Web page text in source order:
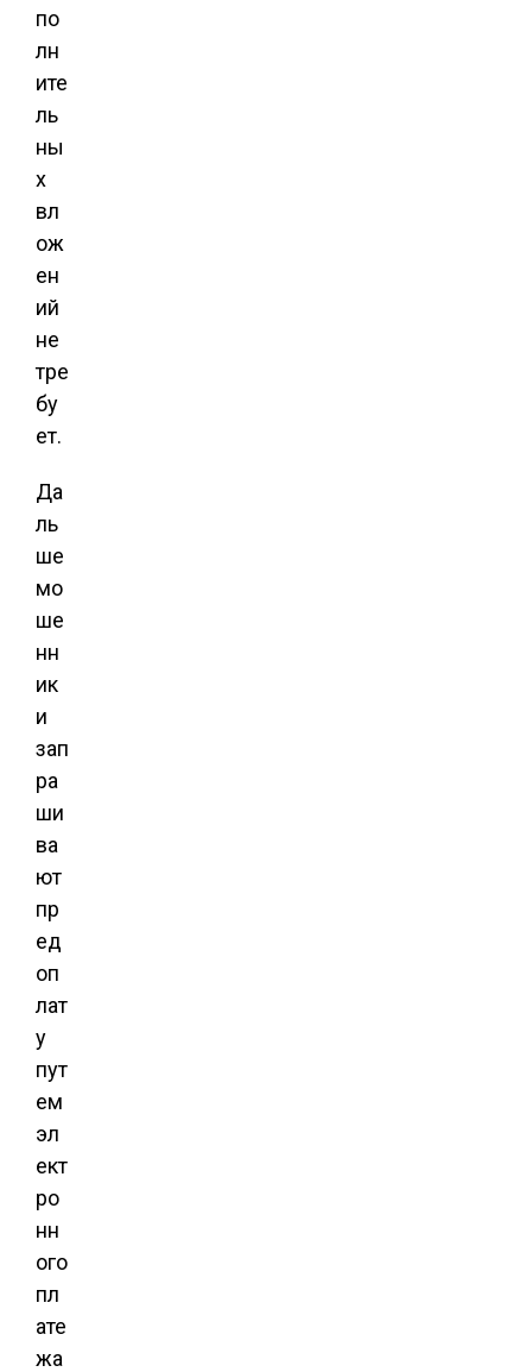
по
лн
ите
ль
ны
х
вл
ож
ен
ий
не
тре
бу
ет.
Да
ль
ше
мо
ше
нн
ик
и
зап
ра
ши
ва
ют
пр
ед
оп
лат
у
пут
ем
эл
ект
ро
нн
ого
пл
ате
жа